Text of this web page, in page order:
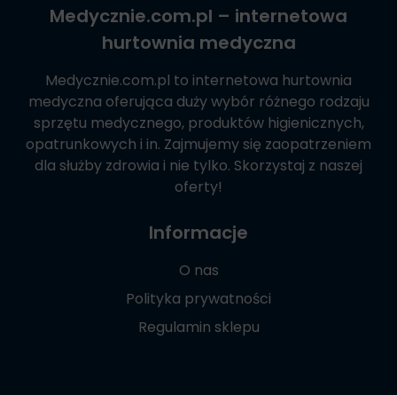
Medycznie.com.pl – internetowa
hurtownia medyczna
Medycznie.com.pl to internetowa hurtownia
medyczna oferująca duży wybór różnego rodzaju
sprzętu medycznego, produktów higienicznych,
opatrunkowych i in. Zajmujemy się zaopatrzeniem
dla służby zdrowia i nie tylko. Skorzystaj z naszej
oferty!
Informacje
O nas
Polityka prywatności
Regulamin sklepu